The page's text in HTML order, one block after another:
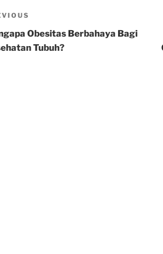
Obesitas Berbahaya Bagi
Tubuh?